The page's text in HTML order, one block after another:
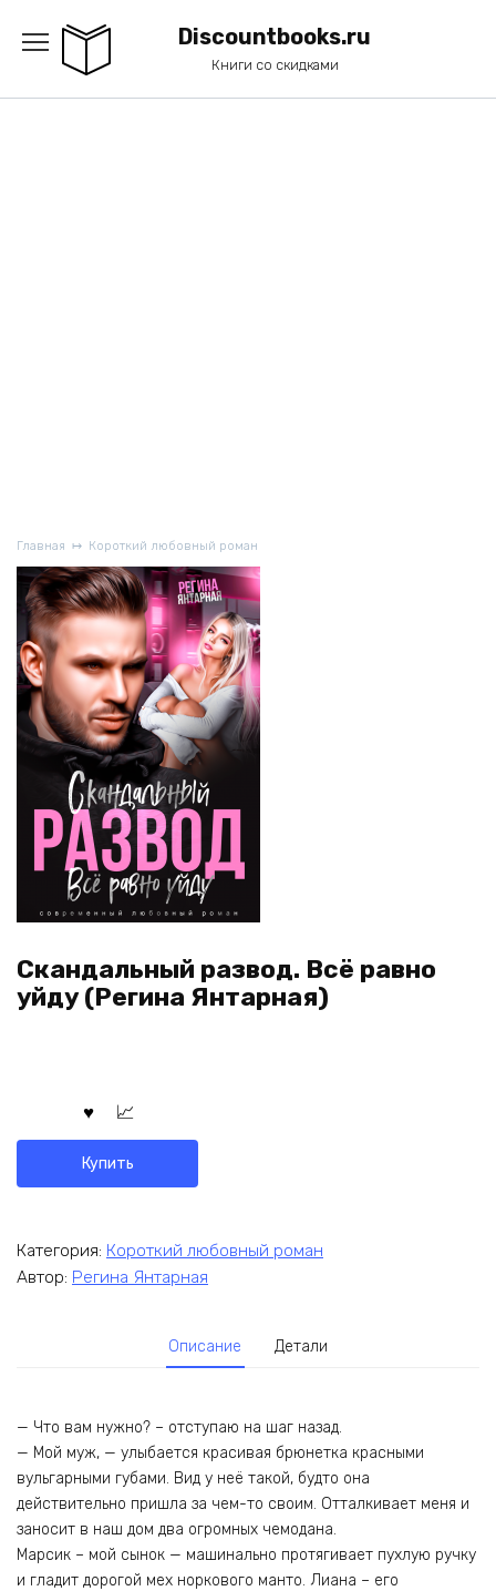
содержанию
Discountbooks.ru
Книги со скидками
Главная Короткий любовный роман
Скандальный развод. Всё равно
уйду (Регина Янтарная)
Купить
Категория: Короткий любовный роман
Автор: Регина Янтарная
Описание Детали
— Что вам нужно? – отступаю на шаг назад.
— Мой муж, — улыбается красивая брюнетка красными
вульгарными губами. Вид у неё такой, будто она
действительно пришла за чем-то своим. Отталкивает меня и
заносит в наш дом два огромных чемодана.
Марсик – мой сынок — машинально протягивает пухлую ручку
и гладит дорогой мех норкового манто. Лиана – его